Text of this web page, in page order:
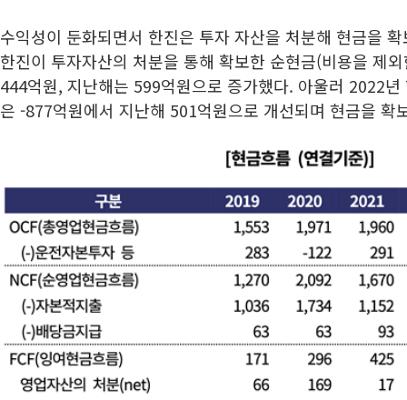
수익성이 둔화되면서 한진은 투자 자산을 처분해 현금을
한진이 투자자산의 처분을 통해 확보한 순현금(비용을 제
444억원, 지난해는 599억원으로 증가했다. 아울러 2022년
은 -877억원에서 지난해 501억원으로 개선되며 현금을 확